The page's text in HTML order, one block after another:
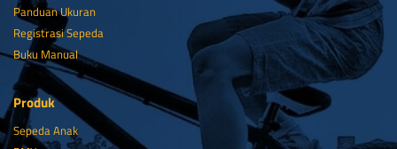
Panduan Ukuran
Registrasi Sepeda
Buku Manual
Produk
Sepeda Anak